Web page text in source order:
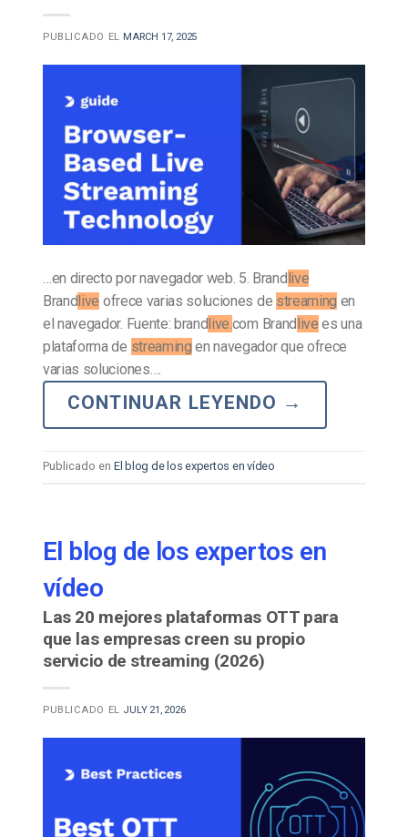
PUBLICADO EL MARCH 17, 2025
…en directo por navegador web. 5. Brand live
Brand live ofrece varias soluciones de streaming en
el navegador. Fuente: brand live.com Brand live es una
plataforma de streaming en navegador que ofrece
varias soluciones….
CONTINUAR LEYENDO →
Publicado en El blog de los expertos en vídeo
El blog de los expertos en
vídeo
Las 20 mejores plataformas OTT para
que las empresas creen su propio
servicio de streaming (2026)
PUBLICADO EL JULY 21, 2026